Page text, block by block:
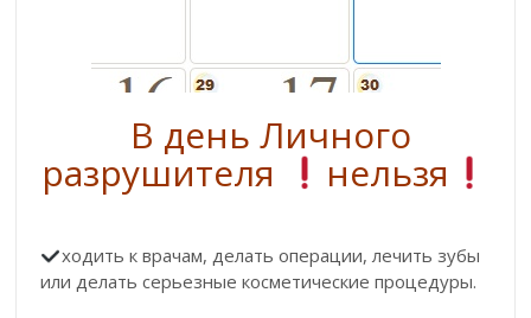
В день Личного
разрушителя нельзя
ходить к врачам, делать операции, лечить зубы
или делать серьезные косметические процедуры.